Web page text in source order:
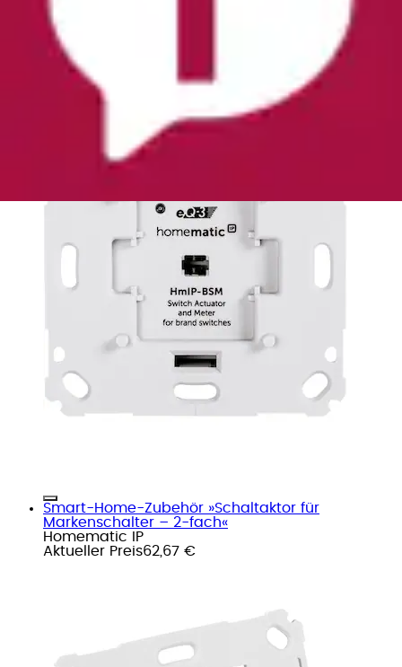
Homematic IP
Aktueller Preis
Smart-Home-Zubehör »Schaltaktor für
Markenschalter – 2-fach«
Homematic IP
Aktueller Preis62,67 €